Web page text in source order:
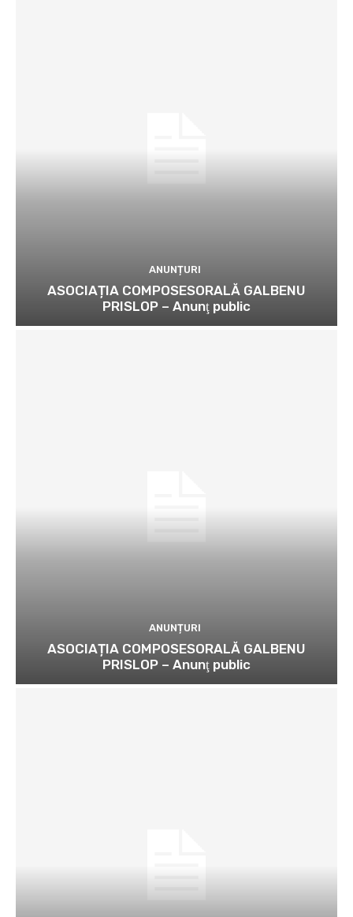
ANUNȚURI
ASOCIAȚIA COMPOSESORALĂ GALBENU
PRISLOP – Anunţ public
ANUNȚURI
ASOCIAȚIA COMPOSESORALĂ GALBENU
PRISLOP – Anunţ public